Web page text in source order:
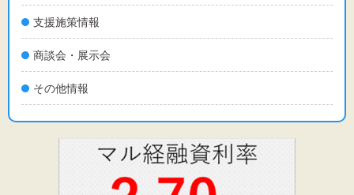
支援施策情報
商談会・展示会
その他情報